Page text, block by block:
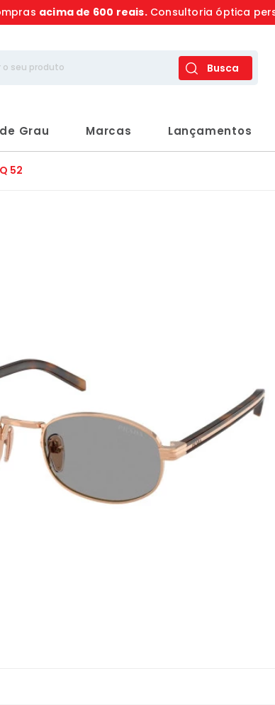
acima de 600 reais.Consultoria óptica
Busca
Grau Marcas Lançamentos
52